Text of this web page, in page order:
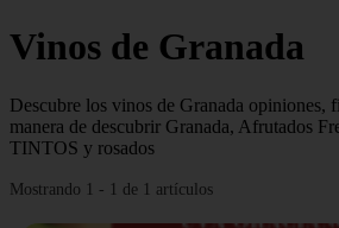
Vinos de Granada
Descubre los vinos de Granada opiniones,
manera de descubrir Granada, Afrutados
TINTOS y rosados
Mostrando 1 - 1 de 1 artículos